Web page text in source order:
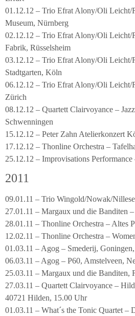
01.12.12 – Trio Efrat Alony/Oli Leicht/
Museum, Nürnberg
02.12.12 – Trio Efrat Alony/Oli Leicht/
Fabrik, Rüsselsheim
03.12.12 – Trio Efrat Alony/Oli Leicht/
Stadtgarten, Köln
06.12.12 – Trio Efrat Alony/Oli Leicht/
Zürich
08.12.12 – Quartett Clairvoyance –
Schwenningen
15.12.12 – Peter Zahn Atelierkonzert
17.12.12 – Thonline Orchestra –
25.12.12 – Improvisations
2011
09.01.11 – Trio Wingold/Nowak/
27.01.11 – Margaux und die Banditen
28.01.11 – Thonline Orchestra – Altes
12.02.11 – Thonline Orchestra –
01.03.11 – Agog – Smederij,
06.03.11 – Agog – P60, Amstelveen,
25.03.11 – Margaux und die Banditen,
27.03.11 – Quartett Clairvoyance –
40721 Hilden, 15.00 Uhr
01.03.11 – What´s the Tonic Quartet –